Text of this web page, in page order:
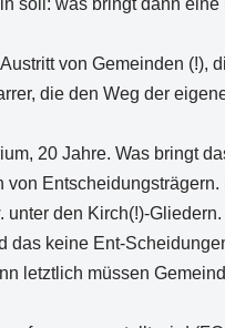
soll: was bringt dann
von Gemeinden (!),
die den Weg der
20 Jahre. Was bringt
von
unter den Kirch(!)-Gliedern.
das keine Ent-
letztlich müssen